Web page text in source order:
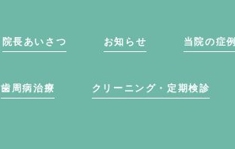
院長あいさつ お知らせ 当院の症例
歯周病治療 クリーニング・定期検診